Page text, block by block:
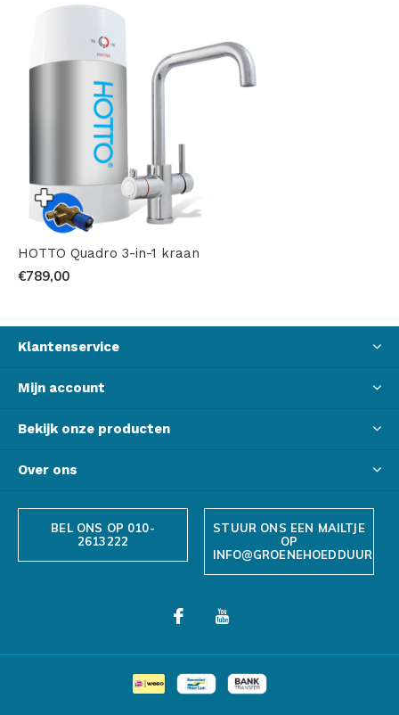
HOTTO Quadro 3-in-1 kraan
€789,00
Klantenservice
Mijn account
Bekijk onze producten
Over ons
BEL ONS OP 010-
2613222
STUUR ONS EEN MAILTJE
OP